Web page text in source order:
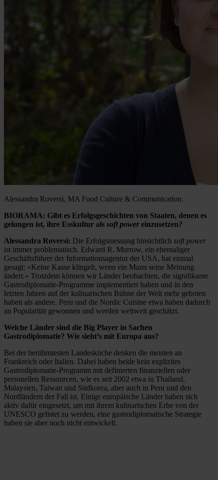
Alessandra Roversi, MA Food Culture & Communication.
BIORAMA: Gibt es Erfolgsgeschichten von Staaten, denen es
gelungen ist, ihre Esskultur als soft power einzusetzen?
Alessandra Roversi: Die Erfolgsmessung hinsichtlich soft power
ist immer problematisch. Edward R. Murrow, ein ehemaliger
Geschäftsführer der Informationsagentur der USA, hat einmal
gesagt: »Keine Kasse klingelt, wenn ein Mann seine Meinung
ändert.« Trotzdem können wir Länder beobachten, die signifikante
Gastrodiplomatie-Programme implementiert haben und in den
letzten Jahren auf der kulinarischen Bühne der Welt mehr geboten
haben als andere. Peru und die Nordic Cuisine etwa haben dadurch
an Popularität gewonnen und werden weltweit geschätzt.
Welche Länder sind die Big Player in Sachen
Gastrodiplomatie? Wie sieht’s mit Europa aus?
Bei der berühmtesten Landesküche denken die meisten an
Frankreich oder Italien. Dabei haben beide kein explizites
Gastrodiplomatie-Programm mit definierten finanziellen oder
personellen Ressourcen, wie es seit 2002 etwa in Thailand,
Malaysien, Taiwan und Südkorea, aber auch in Peru und den
Nordländern der Fall ist. Einige europäische Länder haben sich
aktiv dafür eingesetzt, um mit ihrem kulinarischen Erbe von der
UNESCO gelistet zu werden, eine gastrodiplomatische Strategie
haben sie aber noch nicht entwickelt.